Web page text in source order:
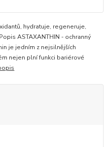
hydratuje, regeneruje,
ASTAXANTHIN - ochranný
je jedním z nejsilnějších
nejen plní funkci bariérové